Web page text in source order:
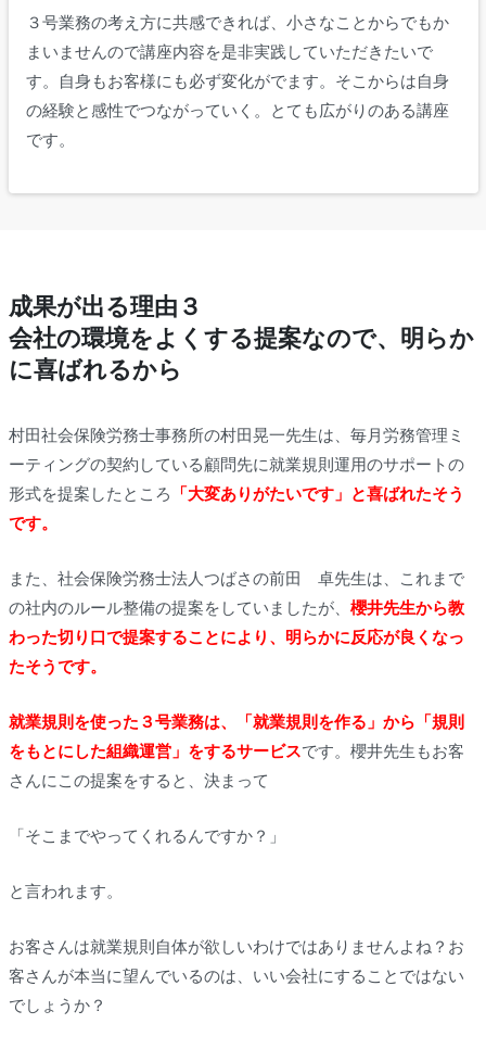
３号業務の考え方に共感できれば、小さなことからでもか
まいませんので講座内容を是非実践していただきたいで
す。自身もお客様にも必ず変化がでます。そこからは自身
の経験と感性でつながっていく。とても広がりのある講座
です。
成果が出る理由３
会社の環境をよくする提案なので、明らか
に喜ばれるから
村田社会保険労務士事務所の村田晃一先生は、毎月労務管理ミ
ーティングの契約している顧問先に就業規則運用のサポートの
形式を提案したところ 「大変ありがたいです」と喜ばれたそう
です。
また、社会保険労務士法人つばさの前田 卓先生は、これまで
の社内のルール整備の提案をしていましたが、 櫻井先生から教
わった切り口で提案することにより、明らかに反応が良くなっ
たそうです。
就業規則を使った３号業務は、「就業規則を作る」から「規則
をもとにした組織運営」をするサービスです。櫻井先生もお客
さんにこの提案をすると、決まって
「そこまでやってくれるんですか？」
と言われます。
お客さんは就業規則自体が欲しいわけではありませんよね？お
客さんが本当に望んでいるのは、いい会社にすることではない
でしょうか？